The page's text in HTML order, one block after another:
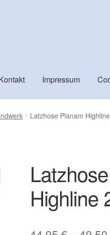
Impressum
Checkout Cookie-
Latzhose Planam
Highline